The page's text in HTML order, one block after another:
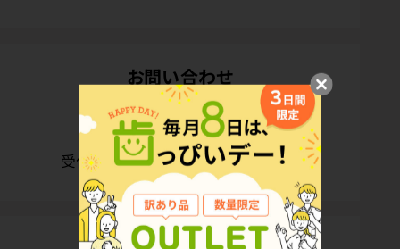
お問い合わせ
カスタマーサービスデスク
0120-108394
受付時間：10:00〜16:00／土日祝休